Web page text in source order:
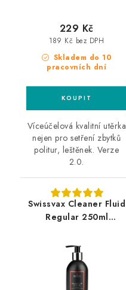
Skladem do 10
pracovních dní
189 Kč bez DPH
229 Kč
Víceúčelová kvalitní utěrka
nejen pro setření zbytků
politur, leštěnek. Verze
2.0.
Swissvax Cleaner Fluid
Regular 250ml